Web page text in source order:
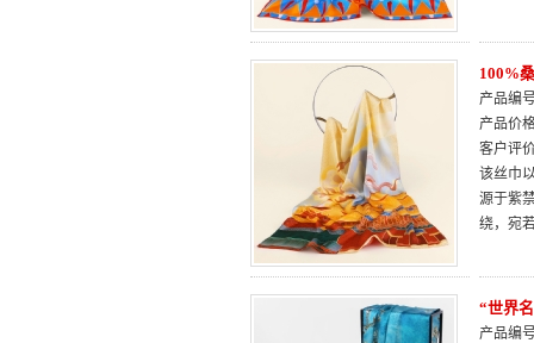
100%
产品编
产品价
客户评
该丝巾
源于紫
绕，宛
“世界
产品编